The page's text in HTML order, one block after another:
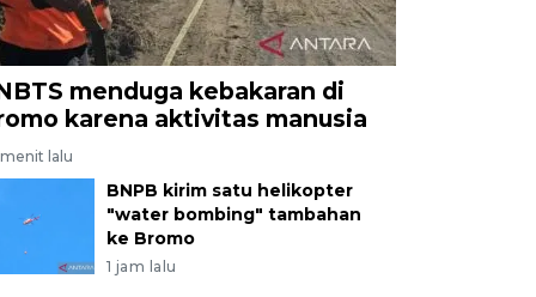
menduga kebakaran di
karena aktivitas manusia
lalu
BNPB kirim satu helikopter
"water bombing" tambahan
ke Bromo
1 jam lalu